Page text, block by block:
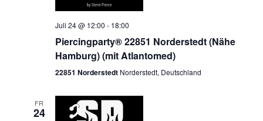
Juli 24 @ 12:00 - 18:00
Piercingparty® 22851 Norderstedt (Nähe
Hamburg) (mit Atlantomed)
22851 Norderstedt Norderstedt, Deutschland
FR
24